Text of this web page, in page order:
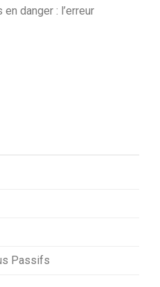
danger : l’erreur
Passifs